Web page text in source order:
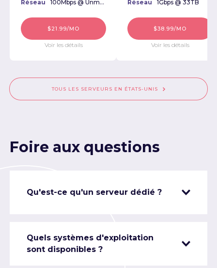
Réseau 100Mbps @ Unmetered
$21.99/MO
Voir les détails
Réseau 1Gbps @ 33TB
$38.99/MO
Voir les détails
TOUS LES SERVEURS EN ÉTATS-UNIS
Foire aux questions
Qu'est-ce qu'un serveur dédié ?
Quels systèmes d'exploitation
sont disponibles ?